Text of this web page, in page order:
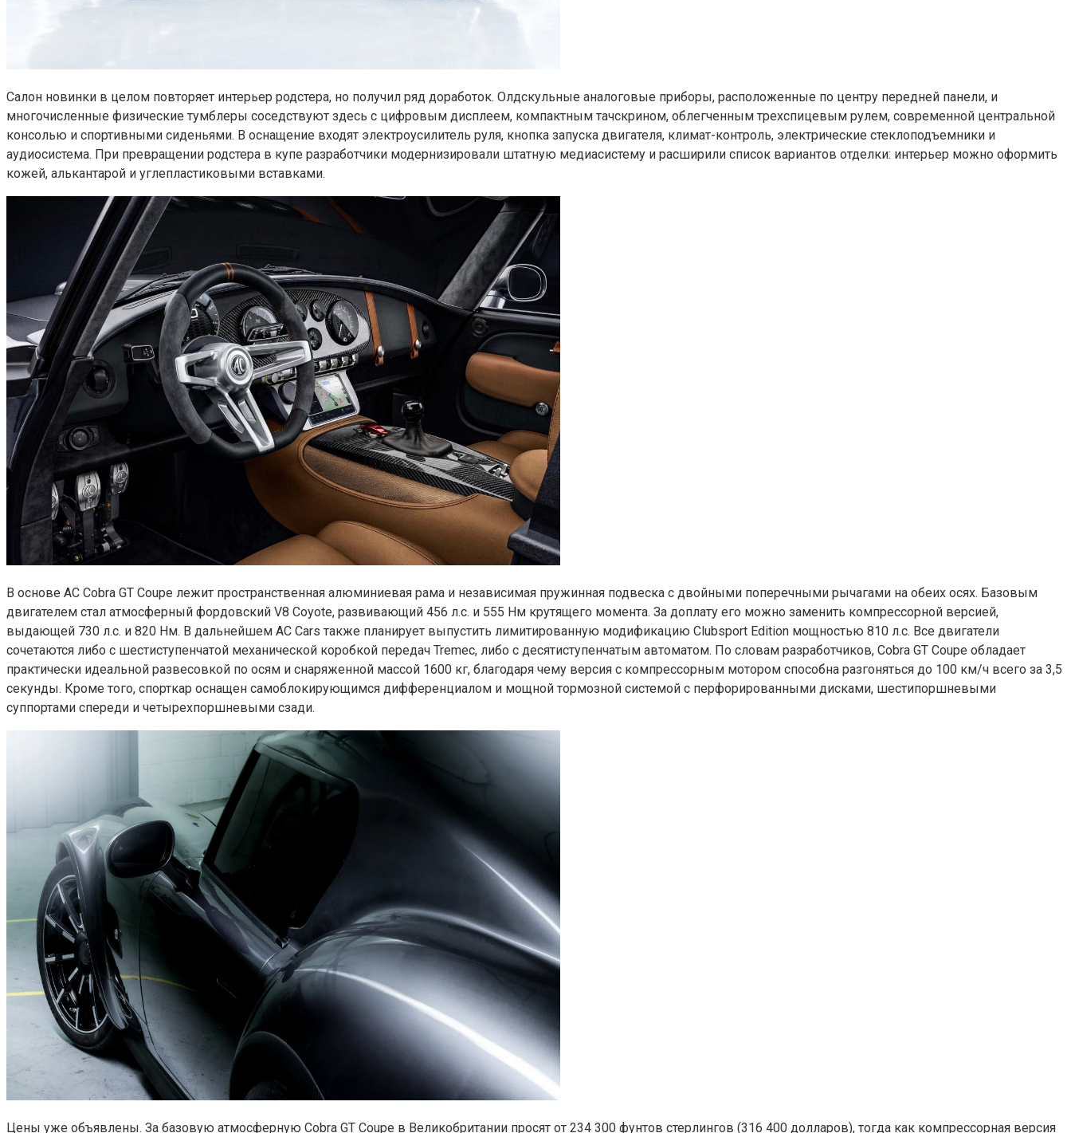
Салон новинки в целом повторяет интерьер родстера, но получил ряд доработок. Олдскульные аналоговые приборы, расположенные по центру передней панели, и
многочисленные физические тумблеры соседствуют здесь с цифровым дисплеем, компактным тачскрином, облегченным трехспицевым рулем, современной центральной
консолью и спортивными сиденьями. В оснащение входят электроусилитель руля, кнопка запуска двигателя, климат-контроль, электрические стеклоподъемники и
аудиосистема. При превращении родстера в купе разработчики модернизировали штатную медиасистему и расширили список вариантов отделки: интерьер можно оформить
кожей, алькантарой и углепластиковыми вставками.
В основе AC Cobra GT Coupe лежит пространственная алюминиевая рама и независимая пружинная подвеска с двойными поперечными рычагами на обеих осях. Базовым
двигателем стал атмосферный фордовский V8 Coyote, развивающий 456 л.с. и 555 Нм крутящего момента. За доплату его можно заменить компрессорной версией,
выдающей 730 л.с. и 820 Нм. В дальнейшем AC Cars также планирует выпустить лимитированную модификацию Clubsport Edition мощностью 810 л.с. Все двигатели
сочетаются либо с шестиступенчатой механической коробкой передач Tremec, либо с десятиступенчатым автоматом. По словам разработчиков, Cobra GT Coupe обладает
практически идеальной развесовкой по осям и снаряженной массой 1600 кг, благодаря чему версия с компрессорным мотором способна разгоняться до 100 км/ч всего за 3,5
секунды. Кроме того, спорткар оснащен самоблокирующимся дифференциалом и мощной тормозной системой с перфорированными дисками, шестипоршневыми
суппортами спереди и четырехпоршневыми сзади.
Цены уже объявлены. За базовую атмосферную Cobra GT Coupe в Великобритании просят от 234 300 фунтов стерлингов (316 400 долларов), тогда как компрессорная версия